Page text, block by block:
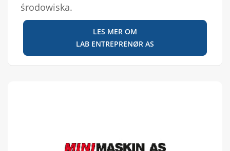
środowiska.
LES MER OM
LAB ENTREPRENØR AS